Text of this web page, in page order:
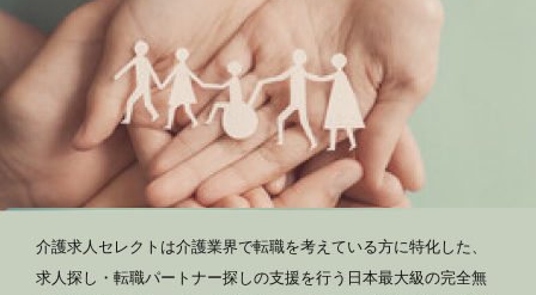
介護求人セレクトは介護業界で転職を考えている方に特化した、
求人探し・転職パートナー探しの支援を行う日本最大級の完全無